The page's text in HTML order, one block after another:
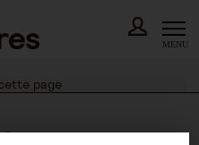
MENU
page